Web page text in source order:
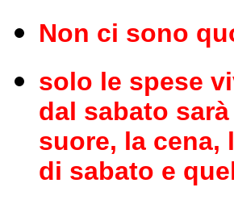
Non ci sono
solo le spese
dal sabato
suore, la
di sabato e